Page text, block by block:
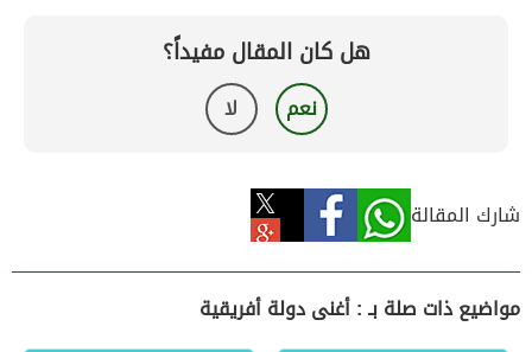
هل كان المقال مفيداً؟
نعم لا
شارك المقالة
مواضيع ذات صلة بـ : أغنى دولة أفريقية